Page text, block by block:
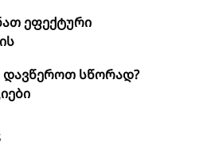
ეფექტური
დავწეროთ სწორად?